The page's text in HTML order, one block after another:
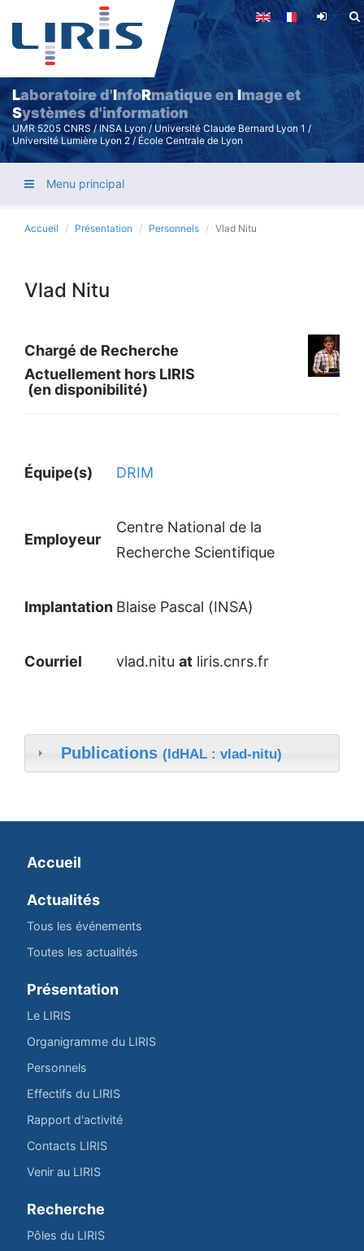
Aller
contenu
principal
Laboratoire d'InfoRmatique enImage et
Systèmes d'information
UMR 5205 CNRS / INSA Lyon / Université Claude Bernard Lyon 1 /
Université Lumière Lyon 2 / École Centrale de Lyon
Menu principal
Accueil Présentation Personnels Vlad Nitu
Vlad Nitu
Chargé de Recherche
Actuellement hors LIRIS
(en disponibilité)
Équipe(s) DRIM
Employeur
Centre National de la
Recherche Scientifique
Implantation Blaise Pascal (INSA)
Courriel vlad.nitu at liris.cnrs.fr
Publications (IdHAL : vlad-nitu)
Accueil
Actualités
Tous les événements
Toutes les actualités
Présentation
Le LIRIS
Organigramme du LIRIS
Personnels
Effectifs du LIRIS
Rapport d'activité
Contacts LIRIS
Venir au LIRIS
Recherche
Pôles du LIRIS